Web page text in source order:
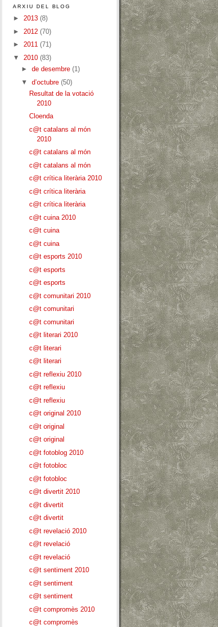
ARXIU DEL BLOG
► 2013 (8)
► 2012 (70)
► 2011 (71)
▼ 2010 (83)
► de desembre (1)
▼ d’octubre (50)
Resultat de la votació
2010
Cloenda
c@t catalans al món
2010
c@t catalans al món
c@t catalans al món
c@t crítica literària 2010
c@t crítica literària
c@t crítica literària
c@t cuina 2010
c@t cuina
c@t cuina
c@t esports 2010
c@t esports
c@t esports
c@t comunitari 2010
c@t comunitari
c@t comunitari
c@t literari 2010
c@t literari
c@t literari
c@t reflexiu 2010
c@t reflexiu
c@t reflexiu
c@t original 2010
c@t original
c@t original
c@t fotoblog 2010
c@t fotobloc
c@t fotobloc
c@t divertit 2010
c@t divertit
c@t divertit
c@t revelació 2010
c@t revelació
c@t revelació
c@t sentiment 2010
c@t sentiment
c@t sentiment
c@t compromès 2010
c@t compromès